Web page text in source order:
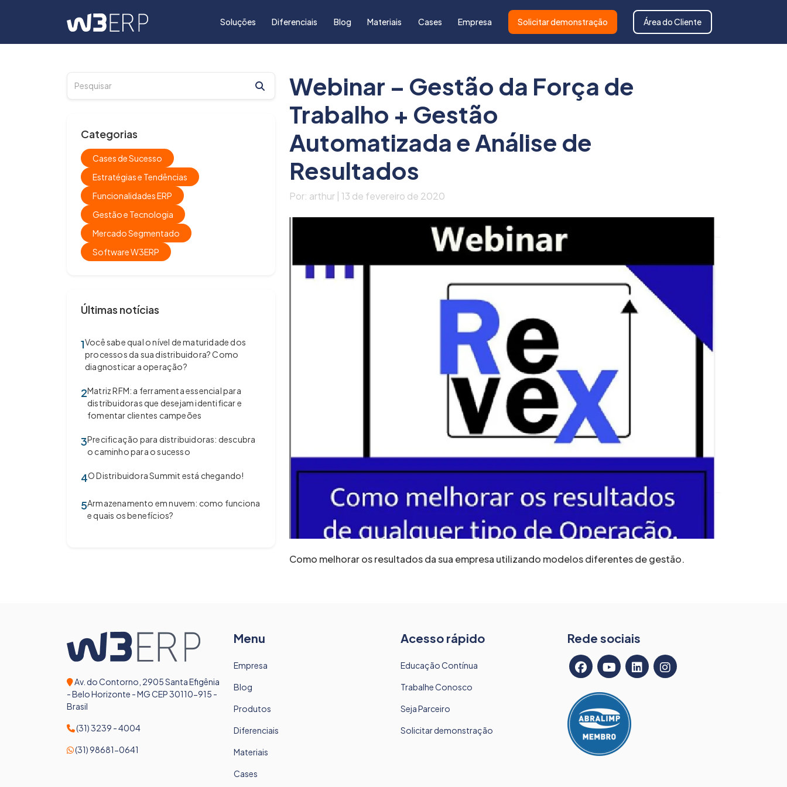
Soluções Diferenciais Blog Materiais Cases Empresa Solicitar demonstração Área do Cliente
Categorias
Cases de Sucesso
Estratégias e Tendências
Funcionalidades ERP
Gestão e Tecnologia
Mercado Segmentado
Software W3ERP
Últimas notícias
1Você sabe qual o nível de maturidade dos
processos da sua distribuidora? Como
diagnosticar a operação?
2Matriz RFM: a ferramenta essencial para
distribuidoras que desejam identificar e
fomentar clientes campeões
3Precificação para distribuidoras: descubra
o caminho para o sucesso
4O Distribuidora Summit está chegando!
5Armazenamento em nuvem: como funciona
e quais os benefícios?
Webinar – Gestão da Força de
Trabalho + Gestão
Automatizada e Análise de
Resultados
Por: arthur | 13 de fevereiro de 2020
Como melhorar os resultados da sua empresa utilizando modelos diferentes de gestão.
Av. do Contorno, 2905 Santa Efigênia
- Belo Horizonte - MG CEP 30110-915 -
Brasil
(31) 3239 - 4004
(31) 98681-0641
Menu
Empresa
Blog
Produtos
Diferenciais
Materiais
Cases
Acesso rápido
Educação Contínua
Trabalhe Conosco
Seja Parceiro
Solicitar demonstração
Rede sociais